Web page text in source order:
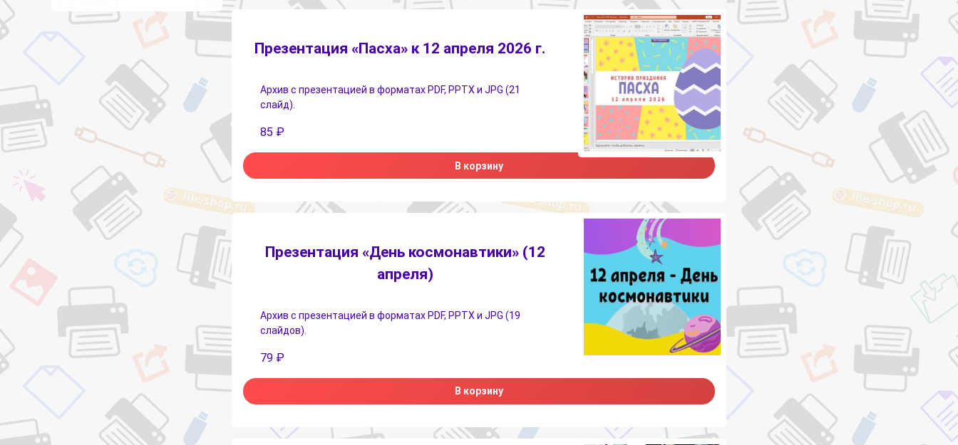
Презентация «Пасха» к 12 апреля 2026 г.
Архив с презентацией в форматах PDF, PPTX и JPG (21
слайд).
85 ₽
В корзину
Презентация «День космонавтики» (12
апреля)
Архив с презентацией в форматах PDF, PPTX и JPG (19
слайдов).
79 ₽
В корзину